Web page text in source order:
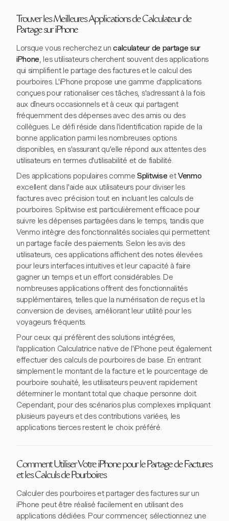
Trouver les Meilleures Applications de Calculateur de
Partage sur iPhone
Lorsque vous recherchez uncalculateur de partage sur
iPhone, les utilisateurs cherchent souvent des applications
qui simplifient le partage des factures et le calcul des
pourboires. L'iPhone propose une gamme d'applications
conçues pour rationaliser ces tâches, s'adressant à la fois
aux dîneurs occasionnels et à ceux qui partagent
fréquemment des dépenses avec des amis ou des
collègues. Le défi réside dans l'identification rapide de la
bonne application parmi les nombreuses options
disponibles, en s'assurant qu'elle répond aux attentes des
utilisateurs en termes d'utilisabilité et de fiabilité.
Des applications populaires commeSplitwiseetVenmo
excellent dans l'aide aux utilisateurs pour diviser les
factures avec précision tout en incluant les calculs de
pourboires. Splitwise est particulièrement efficace pour
suivre les dépenses partagées dans le temps, tandis que
Venmo intègre des fonctionnalités sociales qui permettent
un partage facile des paiements. Selon les avis des
utilisateurs, ces applications affichent des notes élevées
pour leurs interfaces intuitives et leur capacité à faire
gagner un temps et un effort considérables. De
nombreuses applications offrent des fonctionnalités
supplémentaires, telles que la numérisation de reçus et la
conversion de devises, améliorant leur utilité pour les
voyageurs fréquents.
Pour ceux qui préfèrent des solutions intégrées,
l'application Calculatrice native de l'iPhone peut également
effectuer des calculs de pourboires de base. En entrant
simplement le montant de la facture et le pourcentage de
pourboire souhaité, les utilisateurs peuvent rapidement
déterminer le montant total que chaque personne doit.
Cependant, pour des scénarios plus complexes impliquant
plusieurs payeurs et des contributions variées, les
applications tierces restent le choix préféré.
Comment Utiliser Votre iPhone pour le Partage de Factures
et les Calculs de Pourboires
Calculer des pourboires et partager des factures sur un
iPhone peut être réalisé facilement en utilisant des
applications dédiées. Pour commencer, sélectionnez une